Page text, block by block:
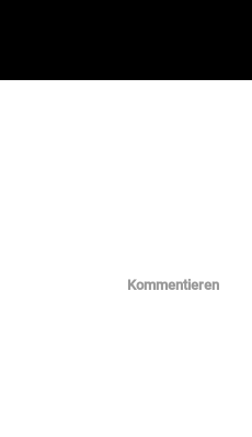
Kommentieren